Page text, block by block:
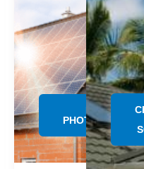
PANNEAU